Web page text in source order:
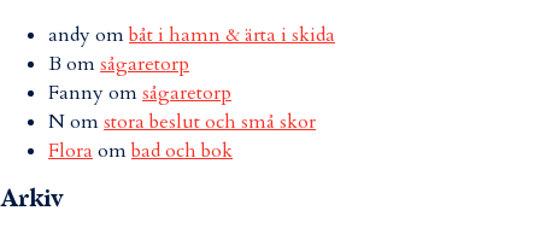
andyombåt i hamn & ärta i skida
B omsågaretorp
Fannyomsågaretorp
Nomstora beslut och små skor
Flora ombad och bok
Arkiv